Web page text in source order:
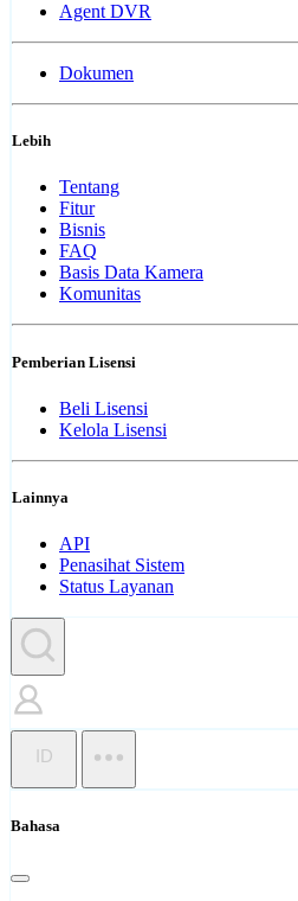
Agent DVR
Dokumen
Lebih
Tentang
Fitur
Bisnis
FAQ
Basis Data Kamera
Komunitas
Pemberian Lisensi
Beli Lisensi
Kelola Lisensi
Lainnya
API
Penasihat Sistem
Status Layanan
ID
Bahasa